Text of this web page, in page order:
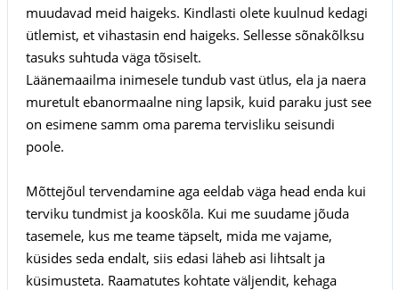
muudavad meid haigeks. Kindlasti olete kuulnud kedagi
ütlemist, et vihastasin end haigeks. Sellesse sõnakõlksu
tasuks suhtuda väga tõsiselt.
Läänemaailma inimesele tundub vast ütlus, ela ja naera
muretult ebanormaalne ning lapsik, kuid paraku just see
on esimene samm oma parema tervisliku seisundi
poole.
Mõttejõul tervendamine aga eeldab väga head enda kui
terviku tundmist ja kooskõla. Kui me suudame jõuda
tasemele, kus me teame täpselt, mida me vajame,
küsides seda endalt, siis edasi läheb asi lihtsalt ja
küsimusteta. Raamatutes kohtate väljendit, kehaga